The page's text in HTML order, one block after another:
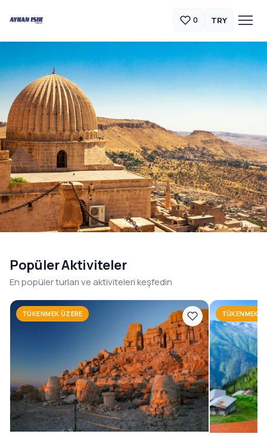
0 TRY
1996’dan beri, Güneydoğu Anadolu’nun en özel rotalarını
konforlu ve planlı tur programlarıyla sizlerle
buluşturuyoruz.
Rezervasyon ve Bilgi
Popüler Aktiviteler
En popüler turları ve aktiviteleri keşfedin
TÜKENMEK ÜZERE TÜKENMEK